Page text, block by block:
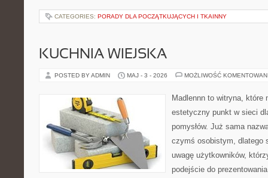
CATEGORIES: PORADY DLA POCZĄTKUJĄCYCH I TKAINNY
KUCHNIA WIEJSKA
POSTED BY ADMIN MAJ - 3 - 2026 MOŻLIWOŚĆ
Madlennn to witryna, które
estetyczny punkt w sieci
pomysłów. Już sama
czymś osobistym, dlatego
uwagę użytkowników,
podejście do